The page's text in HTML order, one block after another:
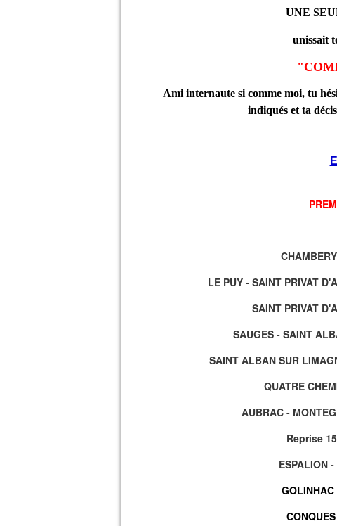
UNE
unissait
Ami internaute si comme moi, tu
indiqués et ta
LE PUY - SAINT PRIVAT
SAINT PRIVAT
SAUGES - SAINT
SAINT ALBAN SUR
QUATRE
AUBRAC -
Reprise
ESPALION